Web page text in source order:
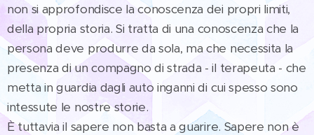
non si approfondisce la conoscenza dei propri limiti,
della propria storia. Si tratta di una conoscenza che la
persona deve produrre da sola, ma che necessita la
presenza di un compagno di strada - il terapeuta - che
metta in guardia dagli auto inganni di cui spesso sono
intessute le nostre storie.
È tuttavia il sapere non basta a guarire. Sapere non è